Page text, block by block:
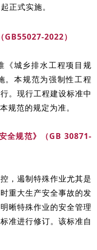
正式实施。
GB55027-2022）
《城乡排水工程项目规
。本规范为强制性工程
。现行工程建设标准中
规范的规定为准。
全规范》（GB 30871-
，遏制特殊作业尤其是
重大生产安全事故的发
晰特殊作业的安全管理
准进行修订。该标准自